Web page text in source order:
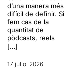
d’una manera més
difícil de definir. Si
fem cas de la
quantitat de
pòdcasts, reels
[…]
17 juliol 2026